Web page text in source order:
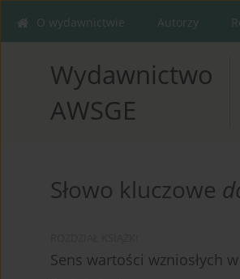
O wydawnictwie Autorzy
Wydawnictwo
AWSGE
Słowo kluczowe
Sens wartości wzniosłych